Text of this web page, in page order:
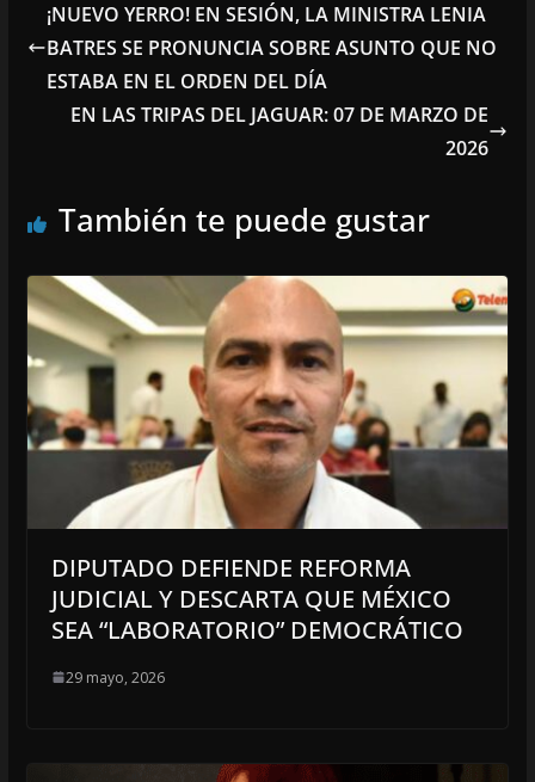
¡NUEVO YERRO! EN SESIÓN, LA MINISTRA LENIA
BATRES SE PRONUNCIA SOBRE ASUNTO QUE NO
ESTABA EN EL ORDEN DEL DÍA
EN LAS TRIPAS DEL JAGUAR: 07 DE MARZO DE
2026
También te puede gustar
DIPUTADO DEFIENDE REFORMA
JUDICIAL Y DESCARTA QUE MÉXICO
SEA “LABORATORIO” DEMOCRÁTICO
29 mayo, 2026